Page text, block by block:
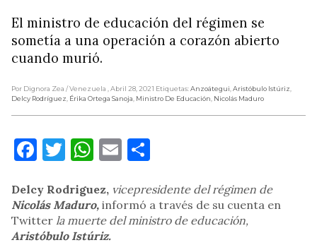
El ministro de educación del régimen se
sometía a una operación a corazón abierto
cuando murió.
Por Dignora Zea / Venezuela , Abril 28, 2021 Etiquetas:Anzoátegui,Aristóbulo Istúriz,
Delcy Rodríguez, Érika Ortega Sanoja, Ministro De Educación, Nicolás Maduro
Facebook
Twitter
WhatsApp
Email
Delcy Rodriguez, vicepresidente del régimen de
Nicolás Maduro, informó a través de su cuenta en
Twitter la muerte del ministro de educación,
Aristóbulo Istúriz.